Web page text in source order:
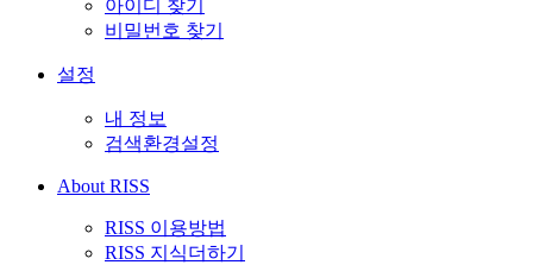
아이디 찾기
비밀번호 찾기
설정
내 정보
검색환경설정
About RISS
RISS 이용방법
RISS 지식더하기